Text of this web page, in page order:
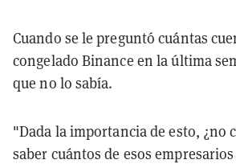
Cuando se le preguntó cuántas
congelado Binance en la última
que no lo sabía.
"Dada la importancia de esto, ¿no
saber cuántos de esos